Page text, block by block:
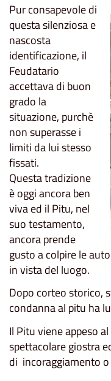
Pur consapevole di
questa silenziosa e
nascosta
identificazione, il
Feudatario
accettava di buon
grado la
situazione, purchè
non superasse i
limiti da lui stesso
fissati.
Questa tradizione
è oggi ancora ben
viva ed il Pitu, nel
suo testamento,
ancora prende
gusto a colpire le
in vista del luogo.
Dopo corteo storico,
condanna al pitu ha
Il Pitu viene appeso
spettacolare giostra
di incoraggiamento